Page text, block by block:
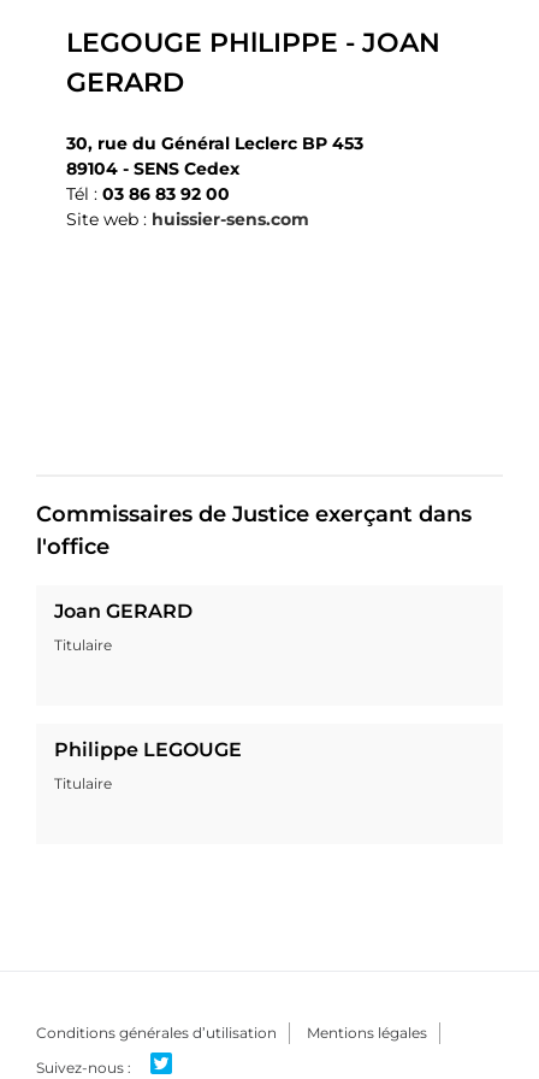
LEGOUGE PHlLIPPE - JOAN
GERARD
30, rue du Général Leclerc BP 453
89104 - SENS Cedex
Tél : 03 86 83 92 00
Site web : huissier-sens.com
Commissaires de Justice exerçant dans
l'office
Joan GERARD
Titulaire
Philippe LEGOUGE
Titulaire
Conditions générales d’utilisation Mentions légales